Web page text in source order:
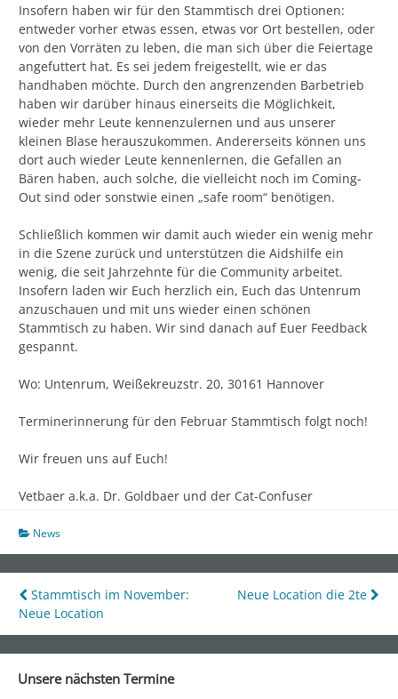
Insofern haben wir für den Stammtisch drei Optionen:
entweder vorher etwas essen, etwas vor Ort bestellen, oder
von den Vorräten zu leben, die man sich über die Feiertage
angefuttert hat. Es sei jedem freigestellt, wie er das
handhaben möchte. Durch den angrenzenden Barbetrieb
haben wir darüber hinaus einerseits die Möglichkeit,
wieder mehr Leute kennenzulernen und aus unserer
kleinen Blase herauszukommen. Andererseits können uns
dort auch wieder Leute kennenlernen, die Gefallen an
Bären haben, auch solche, die vielleicht noch im Coming-
Out sind oder sonstwie einen „safe room“ benötigen.
Schließlich kommen wir damit auch wieder ein wenig mehr
in die Szene zurück und unterstützen die Aidshilfe ein
wenig, die seit Jahrzehnte für die Community arbeitet.
Insofern laden wir Euch herzlich ein, Euch das Untenrum
anzuschauen und mit uns wieder einen schönen
Stammtisch zu haben. Wir sind danach auf Euer Feedback
gespannt.
Wo: Untenrum, Weißekreuzstr. 20, 30161 Hannover
Terminerinnerung für den Februar Stammtisch folgt noch!
Wir freuen uns auf Euch!
Vetbaer a.k.a. Dr. Goldbaer und der Cat-Confuser
News
Beitragsnavigation
Stammtisch im November:
Neue Location
Neue Location die 2te
Unsere nächsten Termine